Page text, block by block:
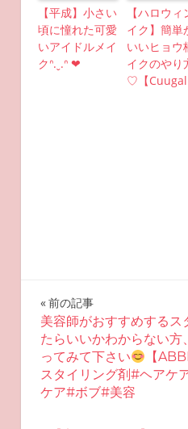
【平成】小さい
頃に憧れた可愛
いアイドルメイ
クᐢ.ˬ.ᐢ ❤︎
【ハロウィ
イク】簡単
いいヒョウ
イクのやり
♡【Cuugal
投
稿
ナ
ビ
前の記事
美容師がおすすめするス
たらいいかわからない方
ってみて下さい
【
スタイリング剤#ヘアケ
ケア#ボブ#美容